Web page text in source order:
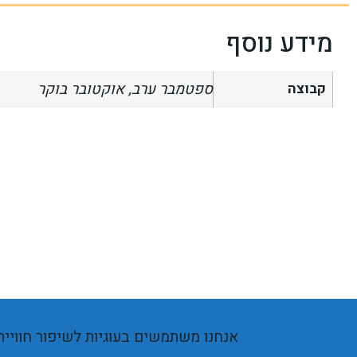
מידע נוסף
קבוצה ספטמבר ערב, אוקטובר בוקר
אנחנו משתמשים בעוגיות לשיפור